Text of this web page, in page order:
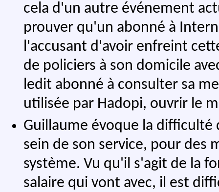
cela d'un autre événement
prouver qu'un abonné à
l'accusant d'avoir enfreint
de policiers à son domicile
ledit abonné à consulter sa
utilisée par Hadopi, ouvrir le
Guillaume évoque la
sein de son service, pour des
système. Vu qu'il s'agit de la
salaire qui vont avec, il est